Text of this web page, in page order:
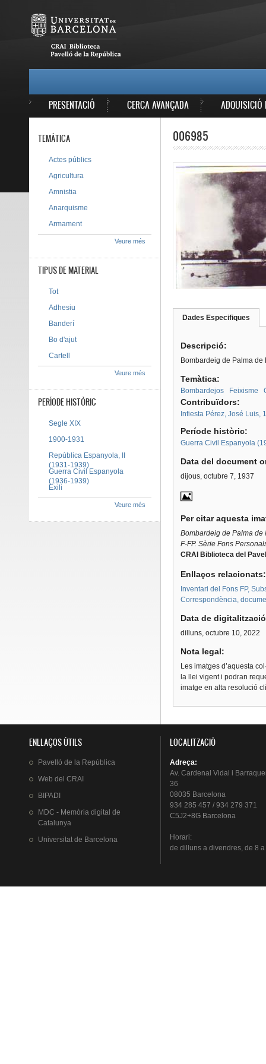
PRESENTACIÓ CERCA AVANÇADA ADQUISICIÓ
006985
Dades Especifiques
Descripció:
Bombardeig de Palma
Temàtica:
Bombardejos Feixisme
Contribuïdors:
Infiesta Pérez, José Luis,
Període històric:
Guerra Civil Espanyola
Data del document
dijous, octubre 7, 1937
Per citar aquesta
Bombardeig de Palma de
F-FP. Sèrie Fons
CRAI Biblioteca del
Enllaços
Inventari del Fons FP,
Correspondència,
Data de
dilluns, octubre 10, 2022
Nota legal:
Les imatges d’aquesta
la llei vigent i podran
imatge en alta resolució
TEMÀTICA
Actes públics
Agricultura
Amnistia
Anarquisme
Armament
Veure més
TIPUS DE MATERIAL
Tot
Adhesiu
Banderí
Bo d'ajut
Cartell
Veure més
PERÍODE HISTÒRIC
Segle XIX
1900-1931
República Espanyola, II
(1931-1939)
Guerra Civil Espanyola
(1936-1939)
Exili
Veure més
ENLLAÇOS ÚTILS
Pavelló de la República
Web del CRAI
BIPADI
MDC - Memòria digital de
Catalunya
Universitat de Barcelona
LOCALITZACIÓ
Adreça:
Av. Cardenal Vidal i
36
08035 Barcelona
934 285 457 / 934 279 371
C5J2+8G Barcelona
Horari:
de dillunsa divendres, de 8